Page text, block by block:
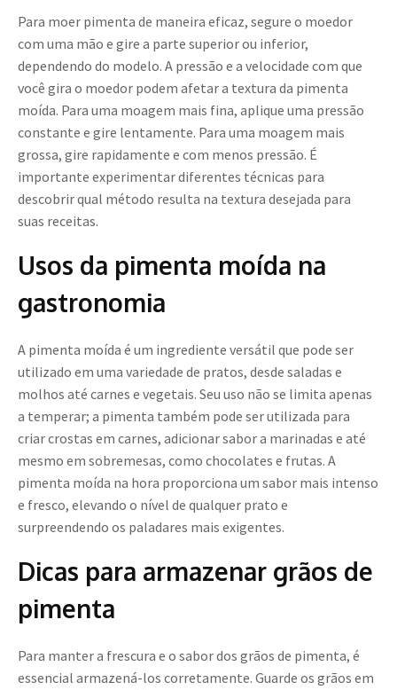
Para moer pimenta de maneira eficaz, segure o moedor
com uma mão e gire a parte superior ou inferior,
dependendo do modelo. A pressão e a velocidade com que
você gira o moedor podem afetar a textura da pimenta
moída. Para uma moagem mais fina, aplique uma pressão
constante e gire lentamente. Para uma moagem mais
grossa, gire rapidamente e com menos pressão. É
importante experimentar diferentes técnicas para
descobrir qual método resulta na textura desejada para
suas receitas.
Usos da pimenta moída na
gastronomia
A pimenta moída é um ingrediente versátil que pode ser
utilizado em uma variedade de pratos, desde saladas e
molhos até carnes e vegetais. Seu uso não se limita apenas
a temperar; a pimenta também pode ser utilizada para
criar crostas em carnes, adicionar sabor a marinadas e até
mesmo em sobremesas, como chocolates e frutas. A
pimenta moída na hora proporciona um sabor mais intenso
e fresco, elevando o nível de qualquer prato e
surpreendendo os paladares mais exigentes.
Dicas para armazenar grãos de
pimenta
Para manter a frescura e o sabor dos grãos de pimenta, é
essencial armazená-los corretamente. Guarde os grãos em